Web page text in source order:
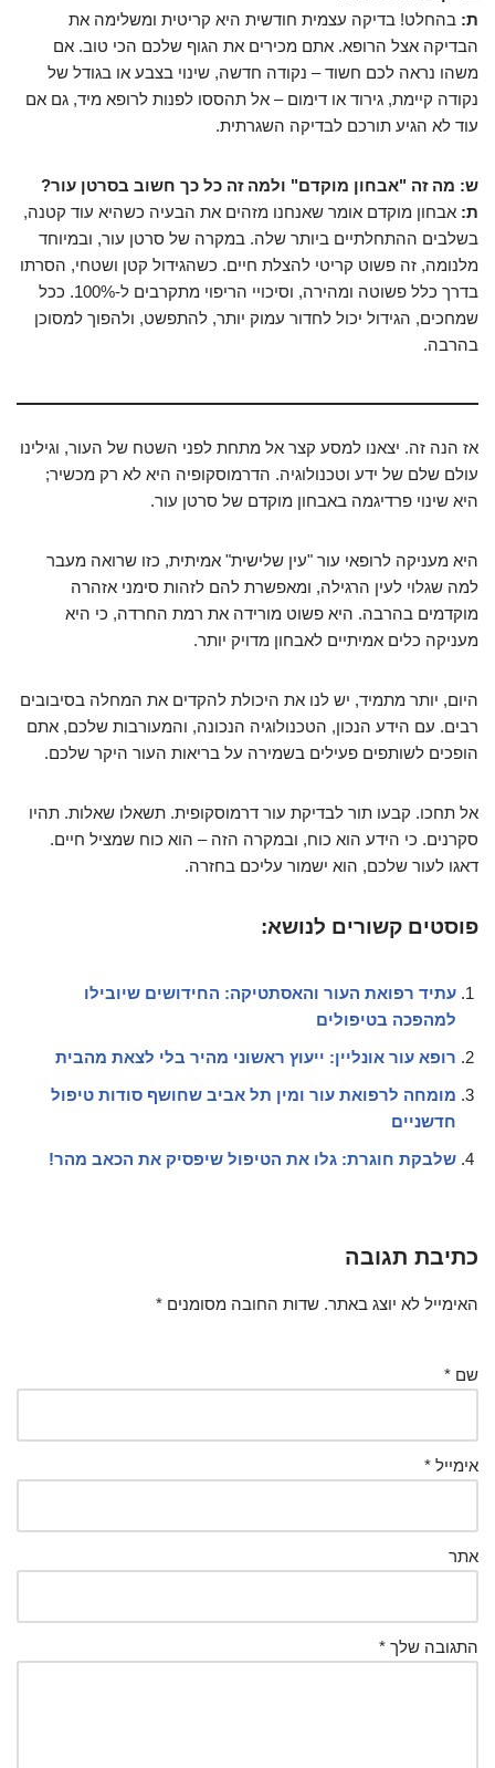
ת: בהחלט! בדיקה עצמית חודשית היא קריטית ומשלימה את
הבדיקה אצל הרופא. אתם מכירים את הגוף שלכם הכי טוב. אם
משהו נראה לכם חשוד – נקודה חדשה, שינוי בצבע או בגודל של
נקודה קיימת, גירוד או דימום – אל תהססו לפנות לרופא מיד, גם אם
עוד לא הגיע תורכם לבדיקה השגרתית.
ש: מה זה "אבחון מוקדם" ולמה זה כל כך חשוב בסרטן עור?
ת: אבחון מוקדם אומר שאנחנו מזהים את הבעיה כשהיא עוד קטנה,
בשלבים ההתחלתיים ביותר שלה. במקרה של סרטן עור, ובמיוחד
מלנומה, זה פשוט קריטי להצלת חיים. כשהגידול קטן ושטחי, הסרתו
בדרך כלל פשוטה ומהירה, וסיכויי הריפוי מתקרבים ל-100%. ככל
שמחכים, הגידול יכול לחדור עמוק יותר, להתפשט, ולהפוך למסוכן
בהרבה.
אז הנה זה. יצאנו למסע קצר אל מתחת לפני השטח של העור, וגילינו
עולם שלם של ידע וטכנולוגיה. הדרמוסקופיה היא לא רק מכשיר;
היא שינוי פרדיגמה באבחון מוקדם של סרטן עור.
היא מעניקה לרופאי עור "עין שלישית" אמיתית, כזו שרואה מעבר
למה שגלוי לעין הרגילה, ומאפשרת להם לזהות סימני אזהרה
מוקדמים בהרבה. היא פשוט מורידה את רמת החרדה, כי היא
מעניקה כלים אמיתיים לאבחון מדויק יותר.
היום, יותר מתמיד, יש לנו את היכולת להקדים את המחלה בסיבובים
רבים. עם הידע הנכון, הטכנולוגיה הנכונה, והמעורבות שלכם, אתם
הופכים לשותפים פעילים בשמירה על בריאות העור היקר שלכם.
אל תחכו. קבעו תור לבדיקת עור דרמוסקופית. תשאלו שאלות. תהיו
סקרנים. כי הידע הוא כוח, ובמקרה הזה – הוא כוח שמציל חיים.
דאגו לעור שלכם, הוא ישמור עליכם בחזרה.
פוסטים קשורים לנושא:
עתיד רפואת העור והאסתטיקה: החידושים שיובילו
למהפכה בטיפולים
רופא עור אונליין: ייעוץ ראשוני מהיר בלי לצאת מהבית
מומחה לרפואת עור ומין תל אביב שחושף סודות טיפול
חדשניים
שלבקת חוגרת: גלו את הטיפול שיפסיק את הכאב מהר!
כתיבת תגובה
האימייל לא יוצג באתר. שדות החובה מסומנים *
שם *
אימייל *
אתר
התגובה שלך *